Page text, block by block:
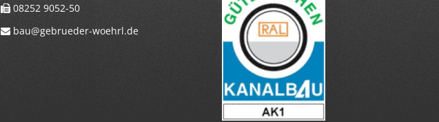
08252 9052-50
bau@gebrueder-woehrl.de